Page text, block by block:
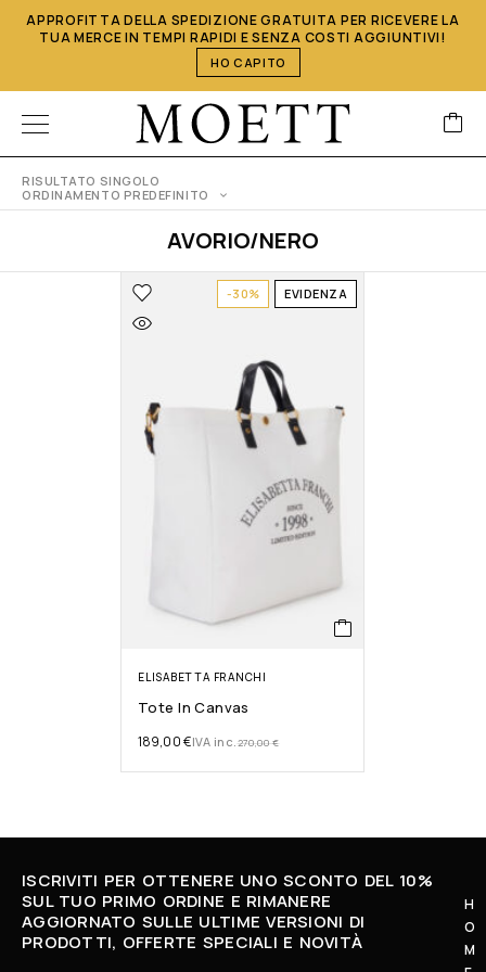
APPROFITTA DELLA SPEDIZIONE GRATUITA PER RICEVERE LA
TUA MERCE IN TEMPI RAPIDI E SENZA COSTI AGGIUNTIVI!
HO CAPITO
RISULTATO SINGOLO
ORDINAMENTO PREDEFINITO
AVORIO/NERO
EVIDENZA
-30%
ELISABETTA FRANCHI
Tote In Canvas
270,00€
189,00€IVA inc.
ISCRIVITI PER OTTENERE UNO SCONTO DEL 10%
SUL TUO PRIMO ORDINE E RIMANERE
AGGIORNATO SULLE ULTIME VERSIONI DI
PRODOTTI, OFFERTE SPECIALI E NOVITÀ
H
O
M
U